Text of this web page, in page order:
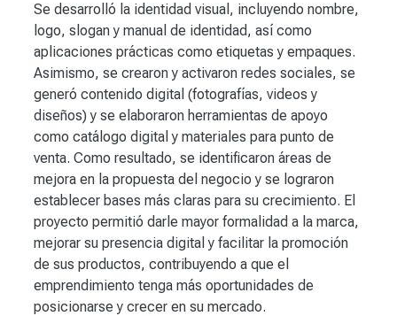
Se desarrolló la identidad visual, incluyendo nombre,
logo, slogan y manual de identidad, así como
aplicaciones prácticas como etiquetas y empaques.
Asimismo, se crearon y activaron redes sociales, se
generó contenido digital (fotografías, videos y
diseños) y se elaboraron herramientas de apoyo
como catálogo digital y materiales para punto de
venta. Como resultado, se identificaron áreas de
mejora en la propuesta del negocio y se lograron
establecer bases más claras para su crecimiento. El
proyecto permitió darle mayor formalidad a la marca,
mejorar su presencia digital y facilitar la promoción
de sus productos, contribuyendo a que el
emprendimiento tenga más oportunidades de
posicionarse y crecer en su mercado.